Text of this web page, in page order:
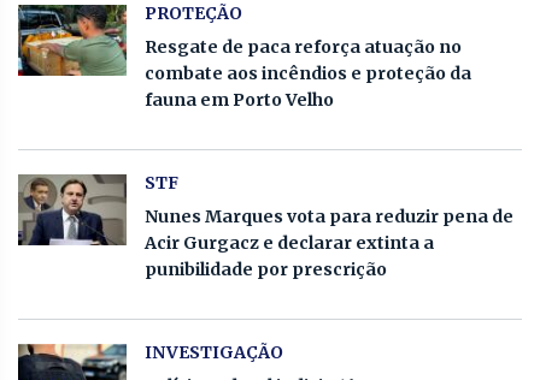
PROTEÇÃO
Resgate de paca reforça atuação no
combate aos incêndios e proteção da
fauna em Porto Velho
STF
Nunes Marques vota para reduzir pena de
Acir Gurgacz e declarar extinta a
punibilidade por prescrição
INVESTIGAÇÃO